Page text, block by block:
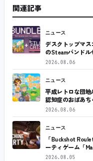
関連記事
ニュース
デスクトップマス
のSteamバンドル
2026.08.06
ニュース
平成レトロな団地
認知症のおばあ
2026.08.06
ニュース
「Buckshot
ーティゲーム「
2026.08.05